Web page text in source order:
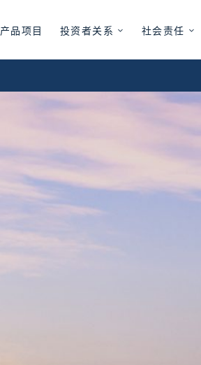
产品项目 投资者关系 社会责任